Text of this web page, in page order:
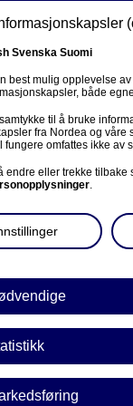
Om oss
Svenska Suomi
best mulig opplevelse
både
til å bruke
fra Nordea og våre
fungere omfattes ikke av
endre eller trekke tilbake
.